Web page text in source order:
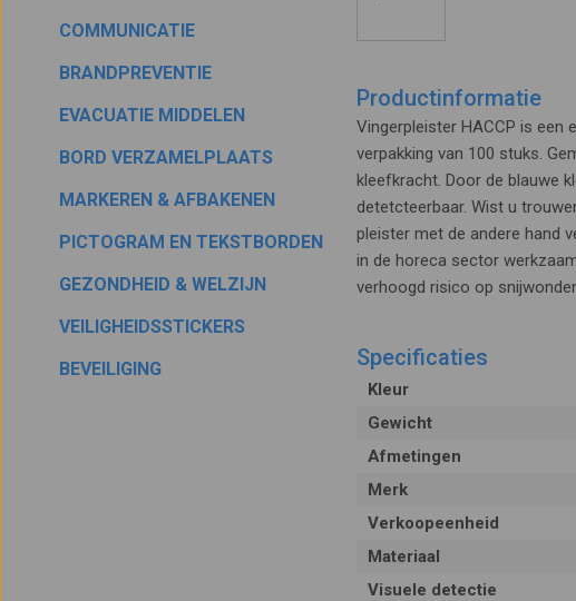
COMMUNICATIE
BRANDPREVENTIE
EVACUATIE MIDDELEN
BORD VERZAMELPLAATS
MARKEREN & AFBAKENEN
PICTOGRAM EN TEKSTBORDEN
GEZONDHEID & WELZIJN
VEILIGHEIDSSTICKERS
BEVEILIGING
Productinformatie
Vingerpleister HACCP is een
verpakking van 100 stuks.
kleefkracht. Door de blauwe
detetcteerbaar. Wist u
pleister met de andere hand
in de horeca sector
verhoogd risico op
Specificaties
Kleur
Gewicht
Afmetingen
Merk
Verkoopeenheid
Materiaal
Visuele detectie